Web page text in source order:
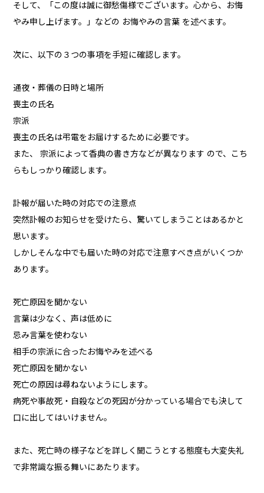
そして、「この度は誠に御愁傷様でございます。心から、お悔
やみ申し上げます。」などの お悔やみの言葉 を述べます。
次に、以下の３つの事項を手短に確認します。
通夜・葬儀の日時と場所
喪主の氏名
宗派
喪主の氏名は弔電をお届けするために必要です。
また、 宗派によって香典の書き方などが異なります ので、こち
らもしっかり確認します。
訃報が届いた時の対応での注意点
突然訃報のお知らせを受けたら、驚いてしまうことはあるかと
思います。
しかしそんな中でも届いた時の対応で注意すべき点がいくつか
あります。
死亡原因を聞かない
言葉は少なく、声は低めに
忌み言葉を使わない
相手の宗派に合ったお悔やみを述べる
死亡原因を聞かない
死亡の原因は尋ねないようにします。
病死や事故死・自殺などの死因が分かっている場合でも決して
口に出してはいけません。
また、死亡時の様子などを詳しく聞こうとする態度も大変失礼
で非常識な振る舞いにあたります。